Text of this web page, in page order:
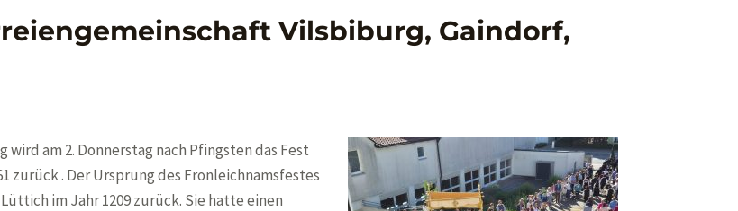
Vilsbiburg, Gaindorf,
am 2. Donnerstag nach Pfingsten das Fest
zurück . Der Ursprung des Fronleichnamsfestes
im Jahr 1209 zurück. Sie hatte einen